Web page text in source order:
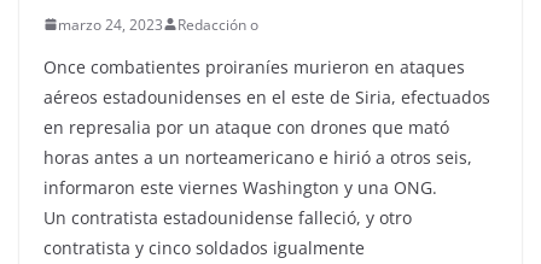
marzo 24, 2023 Redacción o
Once combatientes proiraníes murieron en ataques
aéreos estadounidenses en el este de Siria, efectuados
en represalia por un ataque con drones que mató
horas antes a un norteamericano e hirió a otros seis,
informaron este viernes Washington y una ONG.
Un contratista estadounidense falleció, y otro
contratista y cinco soldados igualmente